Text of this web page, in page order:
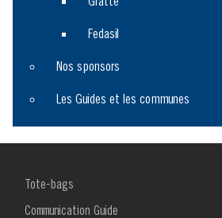
Fedasil
Nos sponsors
Les Guides et les communes
MENU
FOOTER
Tote-bags
Communication Guide